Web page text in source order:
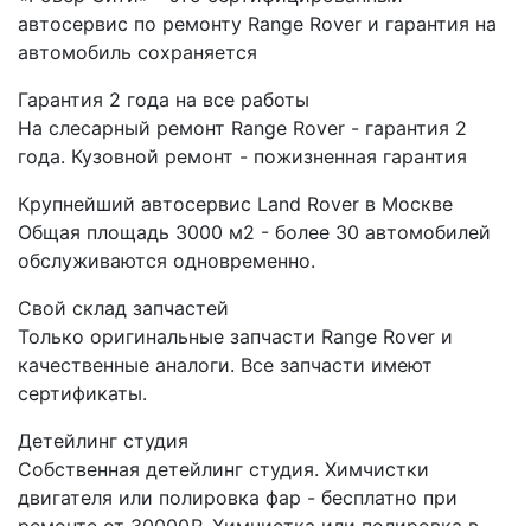
автосервис по ремонту Range Rover и гарантия на
автомобиль сохраняется
Гарантия 2 года на все работы
На слесарный ремонт Range Rover - гарантия 2
года. Кузовной ремонт - пожизненная гарантия
Крупнейший автосервис Land Rover в Москве
Общая площадь 3000 м2 - более 30 автомобилей
обслуживаются одновременно.
Свой склад запчастей
Только оригинальные запчасти Range Rover и
качественные аналоги. Все запчасти имеют
сертификаты.
Детейлинг студия
Собственная детейлинг студия. Химчистки
двигателя или полировка фар - бесплатно при